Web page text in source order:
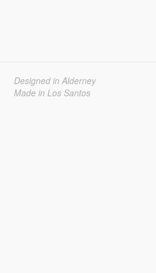
Designed in Alderney
Made in Los Santos